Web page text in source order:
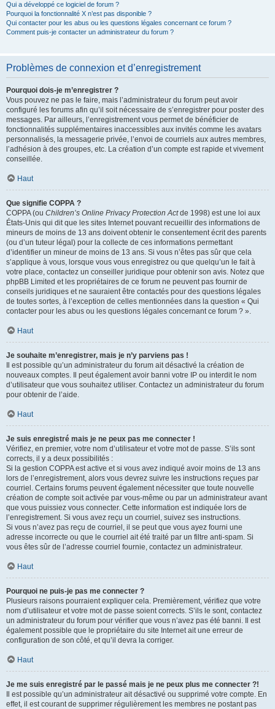
Qui a développé ce logiciel de forum ?
Pourquoi la fonctionnalité X n’est pas disponible ?
Qui contacter pour les abus ou les questions légales concernant ce forum ?
Comment puis-je contacter un administrateur du forum ?
Problèmes de connexion et d’enregistrement
Pourquoi dois-je m’enregistrer ?
Vous pouvez ne pas le faire, mais l’administrateur du forum peut avoir
configuré les forums afin qu’il soit nécessaire de s’enregistrer pour poster des
messages. Par ailleurs, l’enregistrement vous permet de bénéficier de
fonctionnalités supplémentaires inaccessibles aux invités comme les avatars
personnalisés, la messagerie privée, l’envoi de courriels aux autres membres,
l’adhésion à des groupes, etc. La création d’un compte est rapide et vivement
conseillée.
Haut
Que signifie COPPA ?
COPPA (ou Children’s Online Privacy Protection Actde 1998) est une loi aux
États-Unis qui dit que les sites Internet pouvant recueillir des informations de
mineurs de moins de 13 ans doivent obtenir le consentement écrit des parents
(ou d’un tuteur légal) pour la collecte de ces informations permettant
d’identifier un mineur de moins de 13 ans. Si vous n’êtes pas sûr que cela
s’applique à vous, lorsque vous vous enregistrez ou que quelqu’un le fait à
votre place, contactez un conseiller juridique pour obtenir son avis. Notez que
phpBB Limited et les propriétaires de ce forum ne peuvent pas fournir de
conseils juridiques et ne sauraient être contactés pour des questions légales
de toutes sortes, à l’exception de celles mentionnées dans la question « Qui
contacter pour les abus ou les questions légales concernant ce forum ? ».
Haut
Je souhaite m’enregistrer, mais je n’y parviens pas !
Il est possible qu’un administrateur du forum ait désactivé la création de
nouveaux comptes. Il peut également avoir banni votre IP ou interdit le nom
d’utilisateur que vous souhaitez utiliser. Contactez un administrateur du forum
pour obtenir de l’aide.
Haut
Je suis enregistré mais je ne peux pas me connecter !
Vérifiez, en premier, votre nom d’utilisateur et votre mot de passe. S’ils sont
corrects, il y a deux possibilités :
Si la gestion COPPA est active et si vous avez indiqué avoir moins de 13 ans
lors de l’enregistrement, alors vous devrez suivre les instructions reçues par
courriel. Certains forums peuvent également nécessiter que toute nouvelle
création de compte soit activée par vous-même ou par un administrateur avant
que vous puissiez vous connecter. Cette information est indiquée lors de
l’enregistrement. Si vous avez reçu un courriel, suivez ses instructions.
Si vous n’avez pas reçu de courriel, il se peut que vous ayez fourni une
adresse incorrecte ou que le courriel ait été traité par un filtre anti-spam. Si
vous êtes sûr de l’adresse courriel fournie, contactez un administrateur.
Haut
Pourquoi ne puis-je pas me connecter ?
Plusieurs raisons pourraient expliquer cela. Premièrement, vérifiez que votre
nom d’utilisateur et votre mot de passe soient corrects. S’ils le sont, contactez
un administrateur du forum pour vérifier que vous n’avez pas été banni. Il est
également possible que le propriétaire du site Internet ait une erreur de
configuration de son côté, et qu’il devra la corriger.
Haut
Je me suis enregistré par le passé mais je ne peux plus me connecter ?!
Il est possible qu’un administrateur ait désactivé ou supprimé votre compte. En
effet, il est courant de supprimer régulièrement les membres ne postant pas